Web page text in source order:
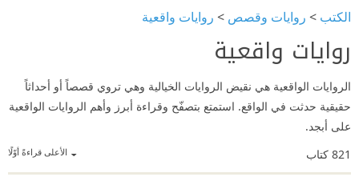
الكتب > روايات وقصص > روايات واقعية
روايات واقعية
الروايات الواقعية هي نقيض الروايات الخيالية وهي تروي قصصاً أو أحداثاً
حقيقية حدثت في الواقع. استمتع بتصفّح وقراءة أبرز وأهم الروايات الواقعية
على أبجد.
الأعلى قراءةً أوّلًا 821 كتاب